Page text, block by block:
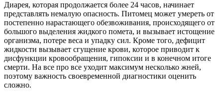
Диарея, которая продолжается более 24 часов, начинает
представлять немалую опасность. Питомец может умереть от
постепенно нарастающего обезвоживания, происходящего от
большого выделения жидкого помета, и вызывает истощение
организма, потере веса и упадку сил. Кроме того, дефицит
жидкости вызывает сгущение крови, которое приводит к
дисфункции кровообращения, гипоксии и в конечном итоге
смерти. На все про все уходит максимум несколько жней,
поэтому важность своевременной диагностики оценить
сложно.